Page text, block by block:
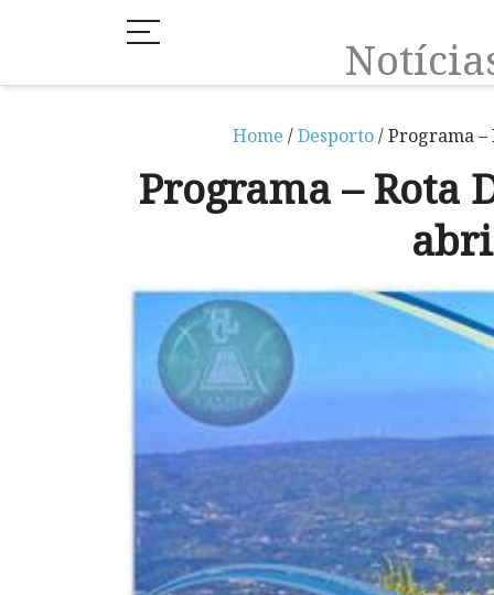
Home /Desporto/ Programa –
Programa – Rota